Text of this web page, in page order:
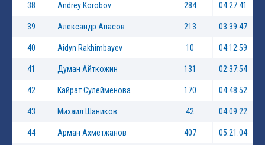
38 Andrey Korobov 284 04:27:41
39 Александр Апасов 213 03:39:47
40 Aidyn Rakhimbayev 10 04:12:59
41 Думан Айткожин 131 02:37:54
42 Кайрат Сулейменова 170 04:48:52
43 Михаил Шаников 42 04:09:22
44 Арман Ахметжанов 407 05:21:04